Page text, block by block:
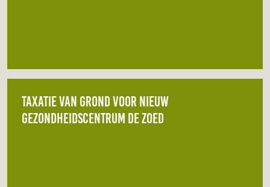
Taxatie van grond voor nieuw
gezondheidscentrum de ZOED